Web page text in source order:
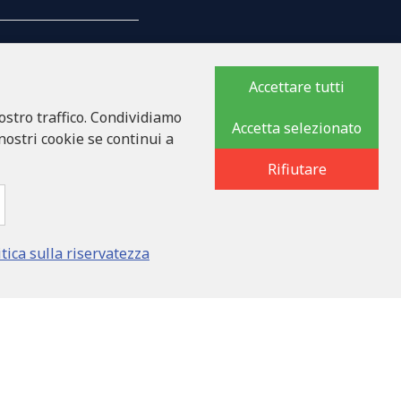
iela 32 - 7, LV-1046
traffico. Condividiamo
cookie se continui a
sulla riservatezza
Accettare tutti
Accetta selezionato
Rifiutare